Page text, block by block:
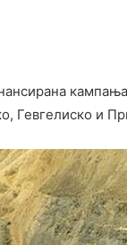
Гевгелиско и